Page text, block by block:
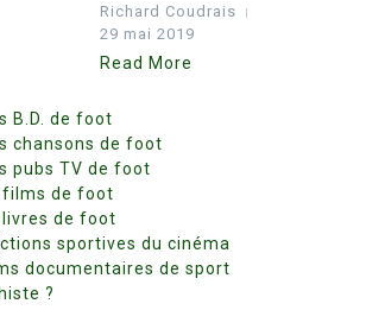
Richard Coudrais
29 mai 2019
Read More
B.D. de foot
chansons de foot
pubs TV de foot
films de foot
livres de foot
sportives du cinéma
documentaires de sport
?